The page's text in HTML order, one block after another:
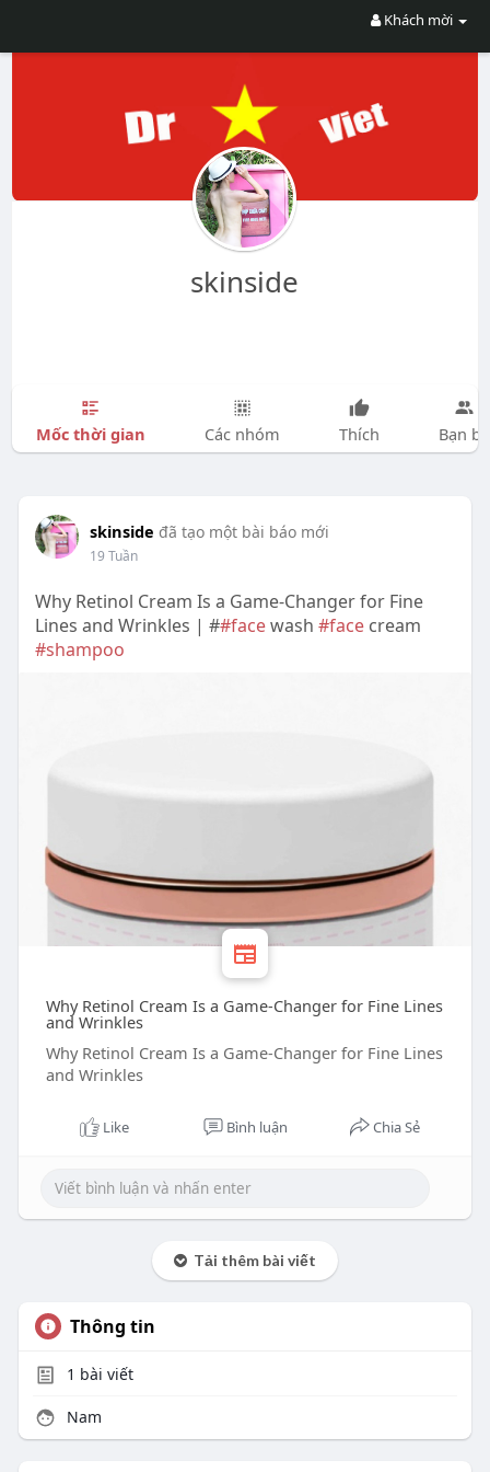
Khách mời
skinside
Mốc thời gian Các nhóm Thích Bạn bè
skinside đã tạo một bài báo mới
19 Tuần
Why Retinol Cream Is a Game-Changer for Fine
Lines and Wrinkles | ##facewash #facecream
#shampoo
Why Retinol Cream Is a Game-Changer for Fine Lines
and Wrinkles
Why Retinol Cream Is a Game-Changer for Fine Lines
and Wrinkles
Like Bình luận Chia Sẻ
Tải thêm bài viết
Thông tin
1 bài viết
Nam